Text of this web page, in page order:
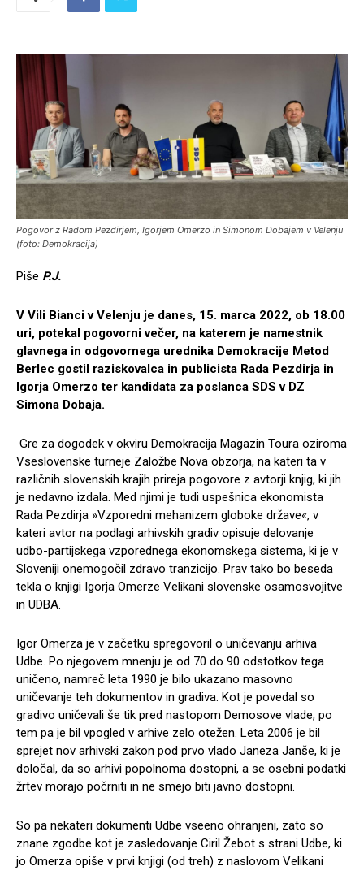
Pogovor z Radom Pezdirjem, Igorjem Omerzo in Simonom Dobajem v Velenju
(foto: Demokracija)
Piše P.J.
V Vili Bianci v Velenju je danes, 15. marca 2022, ob 18.00
uri, potekal pogovorni večer, na katerem je namestnik
glavnega in odgovornega urednika Demokracije Metod
Berlec gostil raziskovalca in publicista Rada Pezdirja in
Igorja Omerzo ter kandidata za poslanca SDS v DZ
Simona Dobaja.
Gre za dogodek v okviru Demokracija Magazin Toura oziroma
Vseslovenske turneje Založbe Nova obzorja, na kateri ta v
različnih slovenskih krajih prireja pogovore z avtorji knjig, ki jih
je nedavno izdala. Med njimi je tudi uspešnica ekonomista
Rada Pezdirja »Vzporedni mehanizem globoke države«, v
kateri avtor na podlagi arhivskih gradiv opisuje delovanje
udbo-partijskega vzporednega ekonomskega sistema, ki je v
Sloveniji onemogočil zdravo tranzicijo. Prav tako bo beseda
tekla o knjigi Igorja Omerze Velikani slovenske osamosvojitve
in UDBA.
Igor Omerza je v začetku spregovoril o uničevanju arhiva
Udbe. Po njegovem mnenju je od 70 do 90 odstotkov tega
uničeno, namreč leta 1990 je bilo ukazano masovno
uničevanje teh dokumentov in gradiva. Kot je povedal so
gradivo uničevali še tik pred nastopom Demosove vlade, po
tem pa je bil vpogled v arhive zelo otežen. Leta 2006 je bil
sprejet nov arhivski zakon pod prvo vlado Janeza Janše, ki je
določal, da so arhivi popolnoma dostopni, a se osebni podatki
žrtev morajo počrniti in ne smejo biti javno dostopni.
So pa nekateri dokumenti Udbe vseeno ohranjeni, zato so
znane zgodbe kot je zasledovanje Ciril Žebot s strani Udbe, ki
jo Omerza opiše v prvi knjigi (od treh) z naslovom Velikani